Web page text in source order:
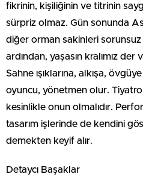
fikrinin, kişiliğinin ve titrinin
sürpriz olmaz. Gün sonunda
diğer orman sakinleri
ardından, yaşasın kralımız
Sahne ışıklarına, alkışa,
oyuncu, yönetmen olur.
kesinlikle onun olmalıdır.
tasarım işlerinde de kendini
demekten keyif alır.
Detaycı Başaklar